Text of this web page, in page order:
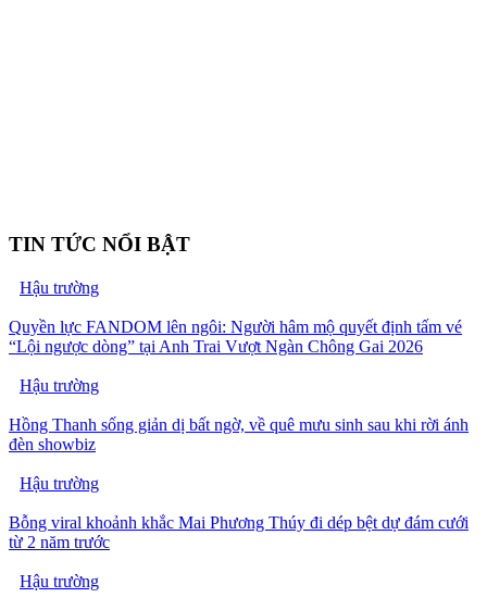
TIN TỨC NỔI BẬT
Hậu trường
Quyền lực FANDOM lên ngôi: Người hâm mộ quyết định tấm vé
“Lội ngược dòng” tại Anh Trai Vượt Ngàn Chông Gai 2026
Hậu trường
Hồng Thanh sống giản dị bất ngờ, về quê mưu sinh sau khi rời ánh
đèn showbiz
Hậu trường
Bỗng viral khoảnh khắc Mai Phương Thúy đi dép bệt dự đám cưới
từ 2 năm trước
Hậu trường